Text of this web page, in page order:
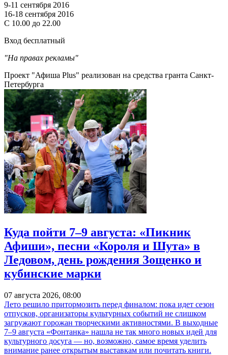
9-11 сентября 2016
16-18 сентября 2016
С 10.00 до 22.00
Вход бесплатный
"На правах рекламы"
Проект "Афиша Plus" реализован на средства гранта Санкт-
Петербурга
Куда пойти 7–9 августа: «Пикник
Афиши», песни «Короля и Шута» в
Ледовом, день рождения Зощенко и
кубинские марки
07 августа 2026, 08:00
Лето решило притормозить перед финалом: пока идет сезон
отпусков, организаторы культурных событий не слишком
загружают горожан творческими активностями. В выходные
7–9 августа «Фонтанка» нашла не так много новых идей для
культурного досуга — но, возможно, самое время уделить
внимание ранее открытым выставкам или почитать книги.